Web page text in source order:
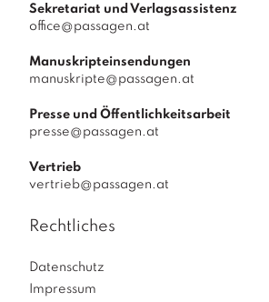
Sekretariat und Verlagsassistenz
office@passagen.at
Manuskripteinsendungen
manuskripte@passagen.at
Presse und Öffentlichkeitsarbeit
presse@passagen.at
Vertrieb
vertrieb@passagen.at
Rechtliches
Datenschutz
Impressum